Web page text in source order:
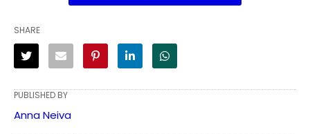
SHARE
PUBLISHED BY
Anna Neiva